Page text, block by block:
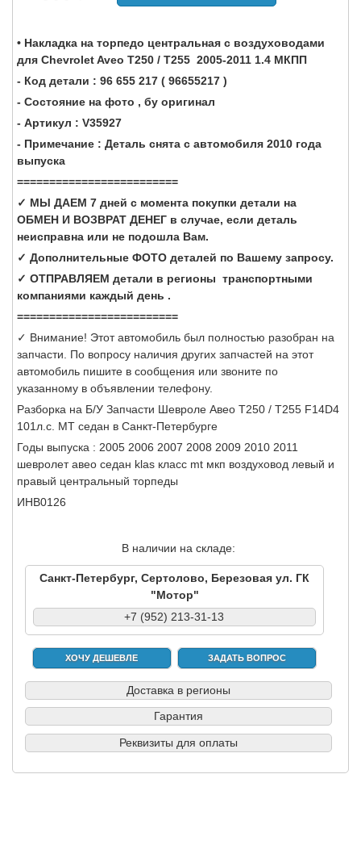
• Накладка на торпедо центральная с воздуховодами
для Chevrolet Aveo T250 / T255 2005-2011 1.4 МКПП
- Код детали : 96 655 217 ( 96655217 )
- Состояние на фото , бу оригинал
- Артикул : V35927
- Примечание : Деталь снята с автомобиля 2010 года
выпуска
=========================
✓ МЫ ДАЕМ 7 дней с момента покупки детали на
ОБМЕН И ВОЗВРАТ ДЕНЕГ в случае, если деталь
неисправна или не подошла Вам.
✓ Дополнительные ФОТО деталей по Вашему запросу.
✓ ОТПРАВЛЯЕМ детали в регионы транспортными
компаниями каждый день .
=========================
✓ Внимание! Этот автомобиль был полностью разобран на
запчасти. По вопросу наличия других запчастей на этот
автомобиль пишите в сообщения или звоните по
указанному в объявлении телефону.
Разборка на Б/У Запчасти Шевроле Авео Т250 / Т255 F14D4
101л.с. МТ седан в Санкт-Петербурге
Годы выпуска : 2005 2006 2007 2008 2009 2010 2011
шевролет авео седан klas класс mt мкп воздуховод левый и
правый центральный торпеды
ИНВ0126
В наличии на складе:
Санкт-Петербург, Сертолово, Березовая ул. ГК
"Мотор"
+7 (952) 213-31-13
ХОЧУ ДЕШЕВЛЕ ЗАДАТЬ ВОПРОС
Доставка в регионы
Гарантия
Реквизиты для оплаты